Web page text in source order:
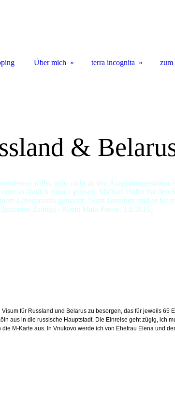
&
willst, gehe nicht zu den Ausgrabungsstätten,
so ähnlich einmal gelesen. Michael Höller hat den
Lebensmotto gemacht: "Statt Tavernen sind es bei
Zeitung / Rhein Main Presse, 1.8.2015]
für Russland und Belarus zu besorgen, das für jeweils 65
aus in die russische Hauptstadt. Die Einreise geht zügig, ich
M-Karte aus. In Vnukovo werde ich von Ehefrau Elena und
Über mich terra incognita zum